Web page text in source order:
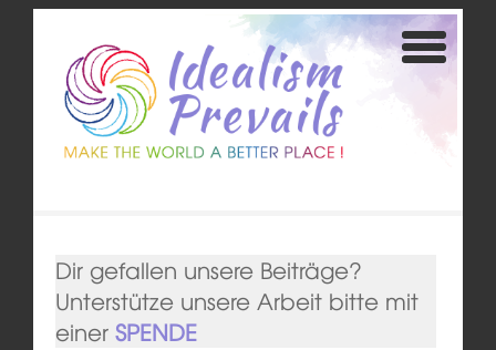
Dir gefallen unsere Beiträge?
Unterstütze unsere Arbeit bitte mit
einer SPENDE